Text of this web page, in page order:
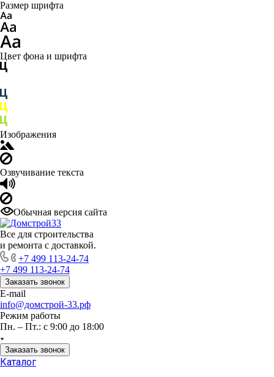
Размер шрифта
Цвет фона и шрифта
Изображения
Озвучивание текста
Обычная версия сайта
Все для строительства
и ремонта с доставкой.
+7 499 113-24-74
+7 499 113-24-74
Заказать звонок
E-mail
info@домстрой-33.рф
Режим работы
Пн. – Пт.: с 9:00 до 18:00
Заказать звонок
Каталог